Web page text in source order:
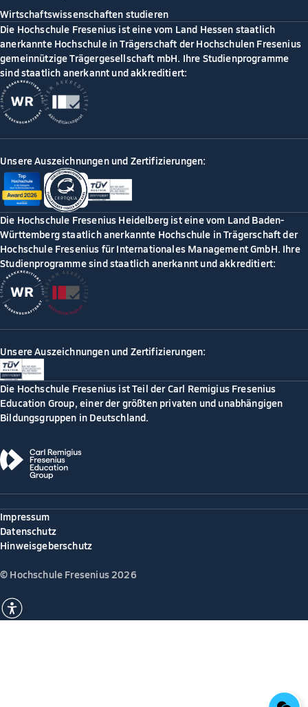
Wirtschaftswissenschaften studieren
Die Hochschule Fresenius ist eine vom Land Hessen staatlich
anerkannte Hochschule in Trägerschaft der Hochschulen Fresenius
gemeinnützige Trägergesellschaft mbH. Ihre Studienprogramme
sind staatlich anerkannt und akkreditiert:
Unsere Auszeichnungen und Zertifizierungen:
Die Hochschule Fresenius Heidelberg ist eine vom Land Baden-
Württemberg staatlich anerkannte Hochschule in Trägerschaft der
Hochschule Fresenius für Internationales Management GmbH. Ihre
Studienprogramme sind staatlich anerkannt und akkreditiert:
Unsere Auszeichnungen und Zertifizierungen:
Die Hochschule Fresenius ist Teil der Carl Remigius Fresenius
Education Group, einer der größten privaten und unabhängigen
Bildungsgruppen in Deutschland.
Impressum
Datenschutz
Hinweisgeberschutz
© Hochschule Fresenius 2026